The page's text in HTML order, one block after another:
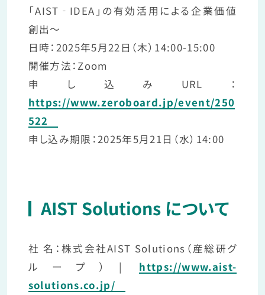
「AIST‐IDEA」の有効活用による企業価値
創出～
日時：2025年5月22日（木）14:00-15:00
開催方法：Zoom
申し込みURL：
https://www.zeroboard.jp/event/250
522
申し込み期限：2025年5月21日（水）14:00
AIST Solutions について
社 名：株式会社AIST Solutions（産総研グ
ループ）| https://www.aist-
solutions.co.jp/